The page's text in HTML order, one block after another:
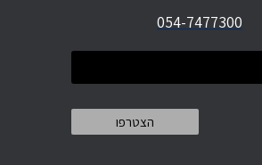
054-7477300